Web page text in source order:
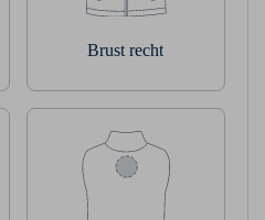
Brust recht